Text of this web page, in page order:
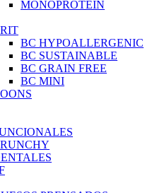
MONOPROTEIN
BC HYPOALLERGENIC
BC SUSTAINABLE
BC GRAIN FREE
BC MINI